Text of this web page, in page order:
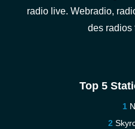
radio live. Webradio,
des radios
Top 5